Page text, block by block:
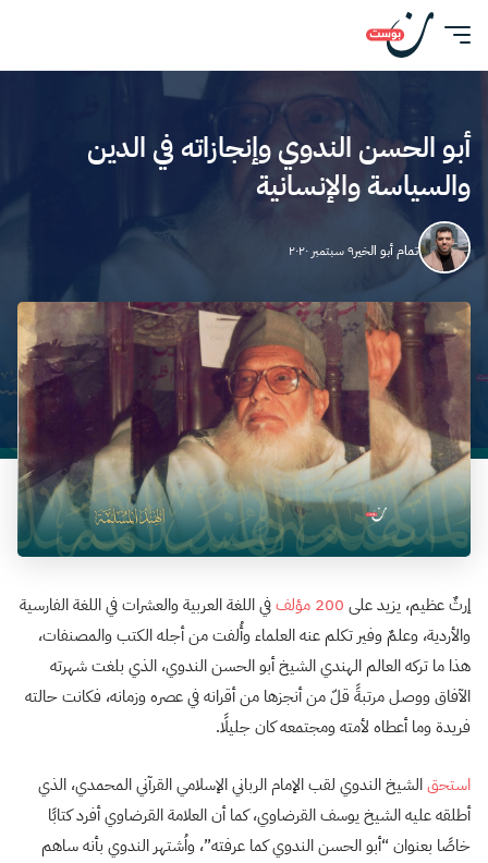
أبو الحسن الندوي وإنجازاته في الدين
والسياسة والإنسانية
تمام أبو الخير٩ سبتمبر ٢٠٢٠
إرثٌ عظيم، يزيد على 200 مؤلف
في اللغة العربية والعشرات في اللغة الفارسية
والأردية، وعلمٌ وفير تكلم عنه العلماء وأُلفت من أجله الكتب والمصنفات،
هذا ما تركه العالم الهندي الشيخ أبو الحسن الندوي، الذي بلغت شهرته
الآفاق ووصل مرتبةً قلّ من أنجزها من أقرانه في عصره وزمانه، فكانت حالته
فريدة وما أعطاه لأمته ومجتمعه كان جليلًا.
استحقالشيخ الندوي لقب الإمام الرباني الإسلامي القرآني المحمدي، الذي
أطلقه عليه الشيخ يوسف القرضاوي، كما أن العلامة القرضاوي أفرد كتابًا
خاصًا بعنوان “أبو الحسن الندوي كما عرفته”، واُشتهر الندوي بأنه ساهم